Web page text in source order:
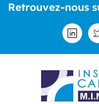
Retrouvez-nous